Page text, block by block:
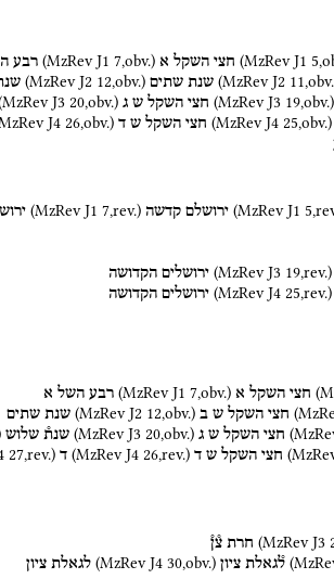
(MzRev J1 5, חצי השקל א (MzRev J1 7,obv.) רבע
(MzRev J2 11,obv. שנת שתים (MzRev J2 12,obv.)
(MzRev J3 19,obv.) חצי השקל ש ג MzRev J3 20,obv.)
(MzRev J4 25,obv.) חצי השקל ש ד J4 26,obv.)
(MzRev J1 5, ירושלם קדשה (MzRev J1 7,rev.)
(MzRev J3 19,rev.) ירושלים הקדושה
(MzRev J4 25,rev.) ירושלים הקדושה
( חצי השקל א (MzRev J1 7,obv.) רבע השל א
( חצי השקל ש ב (MzRev J2 12,obv.) שנת שתים
( חצי השקל ש ג (MzRev J3 20,obv.) שנת֯ שלוש
( חצי השקל ש ד (MzRev J4 26,rev.) ד 27,rev.)
(MzRev J3 חרת צ֯ן֯
( ל֯גאלת ציון (MzRev J4 30,obv.) לגאלת ציון